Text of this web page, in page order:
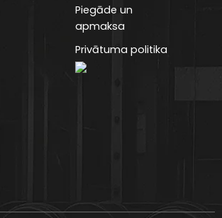
Piegāde un
apmaksa
Privātuma politika